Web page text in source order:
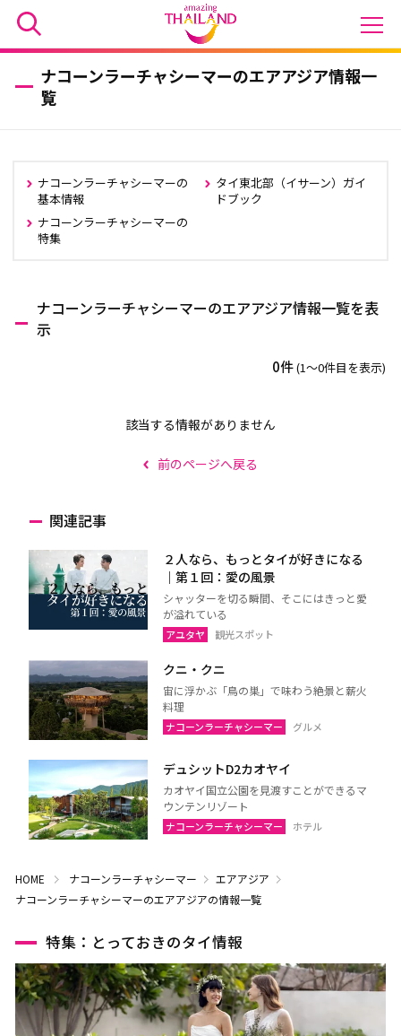
ナコーンラーチャシーマーのエアアジア情報一
覧
ナコーンラーチャシーマーの
基本情報
タイ東北部（イサーン）ガイ
ドブック
ナコーンラーチャシーマーの
特集
ナコーンラーチャシーマーのエアアジア情報一覧を表
示
0件(1〜0件目を表示)
該当する情報がありません
前のページへ戻る
関連記事
２人なら、もっとタイが好きになる
｜第１回：愛の風景
シャッターを切る瞬間、そこにはきっと愛
が溢れている
アユタヤ 観光スポット
クニ・クニ
宙に浮かぶ「鳥の巣」で味わう絶景と薪火
料理
ナコーンラーチャシーマー グルメ
デュシットD2カオヤイ
カオヤイ国立公園を見渡すことができるマ
ウンテンリゾート
ナコーンラーチャシーマー ホテル
HOME ナコーンラーチャシーマー
エアアジア
ナコーンラーチャシーマーのエアアジアの情報一覧
特集：とっておきのタイ情報